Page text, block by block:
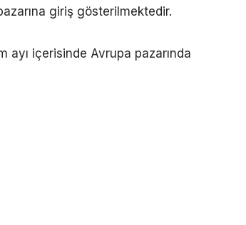
giriş gösterilmektedir.
ayı içerisinde Avrupa pazarında